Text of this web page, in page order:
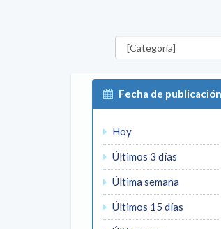
Categorías
Fecha de publicación
Hoy
Últimos 3 días
Última semana
Últimos 15 días